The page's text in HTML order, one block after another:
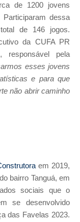
de 1200 jovens
dessa
de 146 jogos.
da CUFA PR
responsável pela
esses jovens
e para que
não abrir caminho
em 2019,
bairro Tanguá, em
sociais que o
se desenvolvido
das Favelas 2023.